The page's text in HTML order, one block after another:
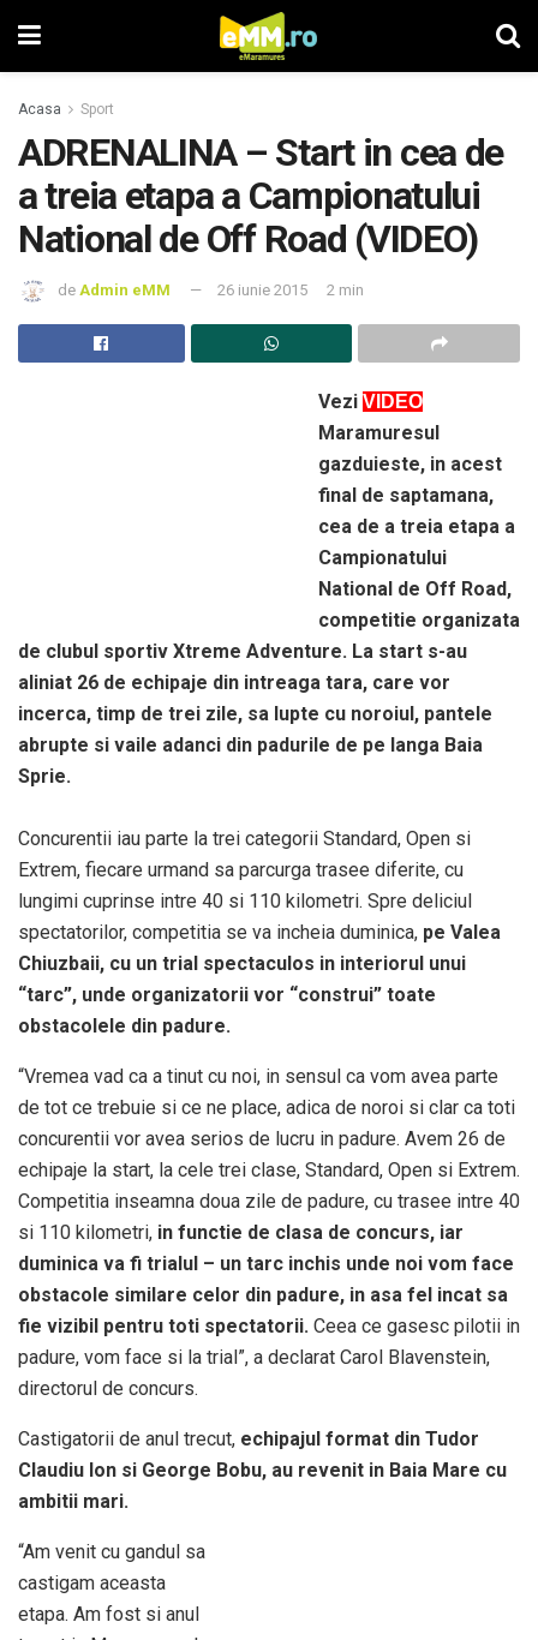
Acasa Sport
ADRENALINA – Start in cea de
a treia etapa a Campionatului
National de Off Road (VIDEO)
de Admin eMM 26 iunie 2015 2 min
Vezi VIDEO
Maramuresul
gazduieste, in acest
final de saptamana,
cea de a treia etapa a
Campionatului
National de Off Road,
competitie organizata
de clubul sportiv Xtreme Adventure. La start s-au
aliniat 26 de echipaje din intreaga tara, care vor
incerca, timp de trei zile, sa lupte cu noroiul, pantele
abrupte si vaile adanci din padurile de pe langa Baia
Sprie.
Concurentii iau parte la trei categorii Standard, Open si
Extrem, fiecare urmand sa parcurga trasee diferite, cu
lungimi cuprinse intre 40 si 110 kilometri. Spre deliciul
spectatorilor, competitia se va incheia duminica, pe Valea
Chiuzbaii, cu un trial spectaculos in interiorul unui
“tarc”, unde organizatorii vor “construi” toate
obstacolele din padure.
“Vremea vad ca a tinut cu noi, in sensul ca vom avea parte
de tot ce trebuie si ce ne place, adica de noroi si clar ca toti
concurentii vor avea serios de lucru in padure. Avem 26 de
echipaje la start, la cele trei clase, Standard, Open si Extrem.
Competitia inseamna doua zile de padure, cu trasee intre 40
si 110 kilometri, in functie de clasa de concurs, iar
duminica va fi trialul – un tarc inchis unde noi vom face
obstacole similare celor din padure, in asa fel incat sa
fie vizibil pentru toti spectatorii. Ceea ce gasesc pilotii in
padure, vom face si la trial”, a declarat Carol Blavenstein,
directorul de concurs.
Castigatorii de anul trecut, echipajul format din Tudor
Claudiu Ion si George Bobu, au revenit in Baia Mare cu
ambitii mari.
“Am venit cu gandul sa
castigam aceasta
etapa. Am fost si anul